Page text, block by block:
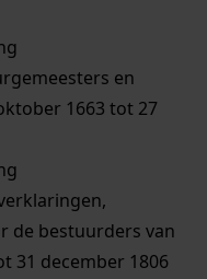
en
1663 tot 27
de bestuurders van
31 december 1806